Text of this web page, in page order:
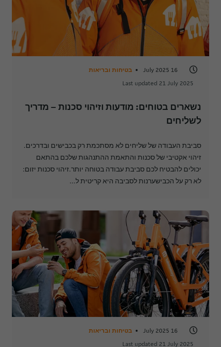
16 July 2025
בטיחות ובריאות
Last updated 21 July 2025
נשארים בטוחים: מודעות וזיהוי סכנות – מדריך
לשליחים
סביבת העבודה של שליחים לא מסתכמת רק בכבישים ובדרכים.
זיהוי אקטיבי של סכנות והתאמת ההתנהגות שלכם בהתאם
יכולים להבטיח לכם סביבת עבודה בטוחה יותר.זיהוי סכנות יזום:
לא רק על הכבישערנות לסביבה היא קריטית ל...
16 July 2025
בטיחות ובריאות
Last updated 21 July 2025